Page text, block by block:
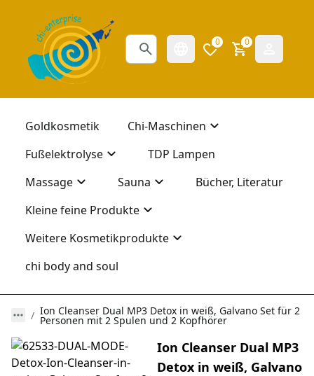
0 0
Goldkosmetik
Chi-Maschinen
Fußelektrolyse
TDP Lampen
Massage
Sauna
Bücher, Literatur
Kleine feine Produkte
Weitere Kosmetikprodukte
chi body and soul
Ion Cleanser Dual MP3 Detox in weiß, Galvano Set für 2
Personen mit 2 Spulen und 2 Kopfhörer
Ion Cleanser Dual MP3
Detox in weiß, Galvano